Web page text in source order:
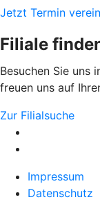
Jetzt Termin
Filiale
Besuchen Sie uns
freuen uns auf
Zur Filialsuche
Impressum
Datenschutz